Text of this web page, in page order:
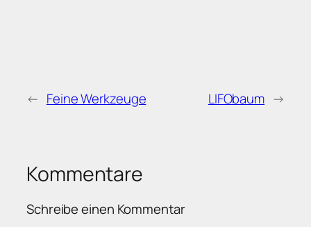
← Feine Werkzeuge LIFObaum →
Kommentare
Schreibe einen Kommentar